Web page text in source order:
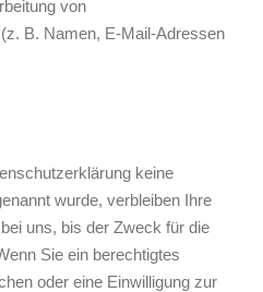
von
B. Namen, E-Mail-Adressen
keine
wurde, verbleiben Ihre
uns, bis der Zweck für die
Sie ein berechtigtes
oder eine Einwilligung zur